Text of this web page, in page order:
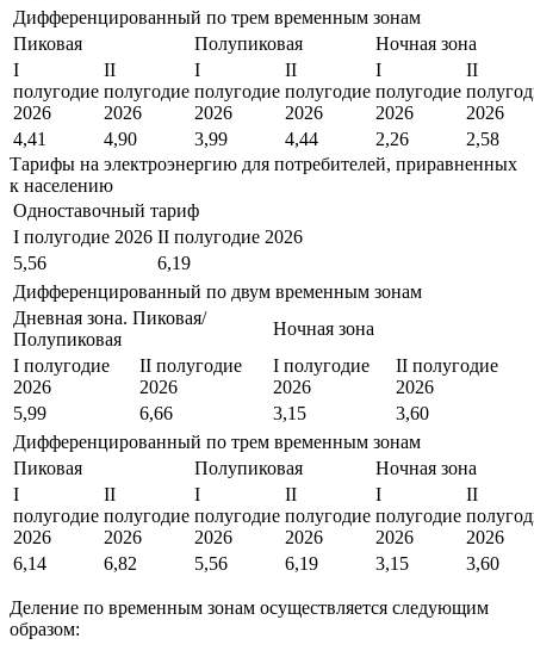
Дифференцированный по трем временным зонам
Пиковая
Полупиковая
Ночная зона
I
полугодие
2026
II
полугодие
2026
I
полугодие
2026
II
полугодие
2026
I
полугодие
2026
II
2026
4,41
4,90 3,99 4,44 2,26
2,58
Тарифы на электроэнергию для потребителей, приравненных
к населению
Одноставочный тариф
I полугодие 2026 II полугодие 2026
5,56
6,19
Дифференцированный по двум временным зонам
Дневная зона. Пиковая/
Полупиковая
Ночная зона
I полугодие
2026
II полугодие
2026
I полугодие
2026
II полугодие
2026
5,99
6,66 3,15
3,60
Дифференцированный по трем временным зонам
Пиковая
Полупиковая
Ночная зона
I
полугодие
2026
II
полугодие
2026
I
полугодие
2026
II
полугодие
2026
I
полугодие
2026
II
2026
6,14
6,82 5,56 6,19 3,15 3,60
Деление по временным зонам осуществляется следующим
образом: